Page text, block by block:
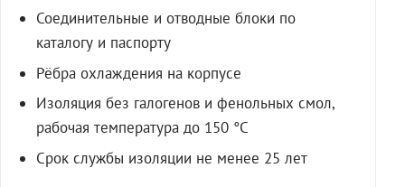
Соединительные и отводные блоки по
каталогу и паспорту
Рёбра охлаждения на корпусе
Изоляция без галогенов и фенольных смол,
рабочая температура до 150 °C
Срок службы изоляции не менее 25 лет